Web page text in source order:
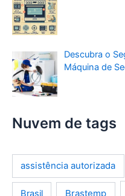
Descubra o
Máquina de
Nuvem de tags
assistência autorizada
Brasil Brastemp